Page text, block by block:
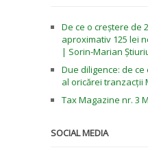
De ce o creștere de
aproximativ 125 lei
| Sorin-Marian
Due diligence: de
al oricărei tranzacții
Tax Magazine nr. 3
SOCIAL MEDIA